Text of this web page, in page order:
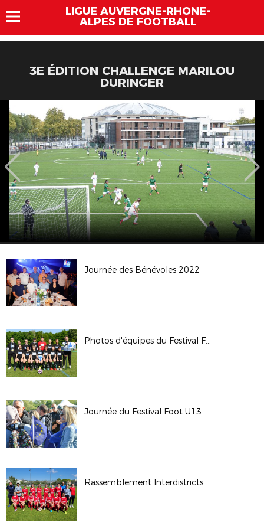
LIGUE AUVERGNE-RHÔNE-
ALPES DE FOOTBALL
3E ÉDITION CHALLENGE MARILOU
DURINGER
Journée des Bénévoles 2022
Photos d'équipes du Festival Foot U13 Pitch
Journée du Festival Foot U13 Pitch 2022
Rassemblement Interdistricts U14F - Avril 2022